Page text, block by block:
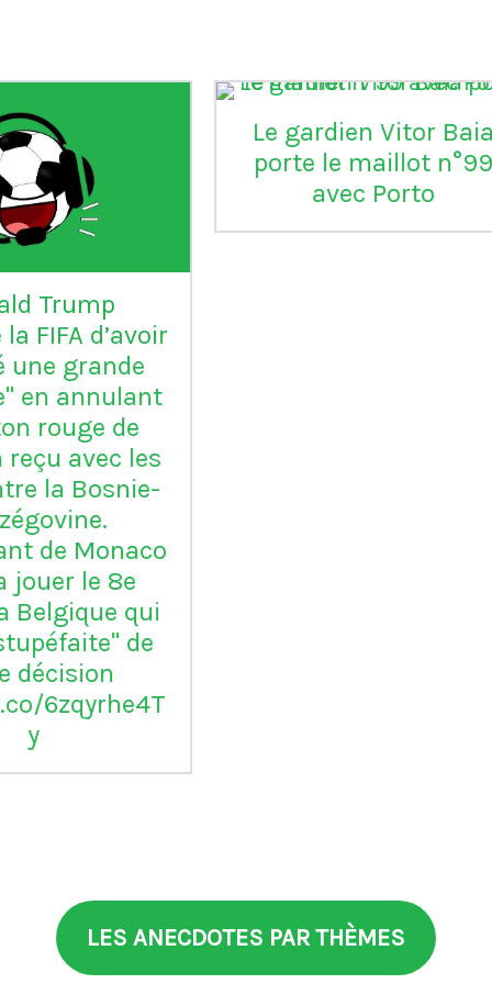
L'Inter Milan est le seul
club italien qui n'a
jamais été relégué en
LES ANECDOTES PAR THÈMES